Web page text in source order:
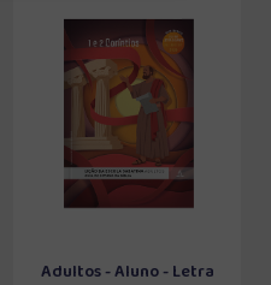
Adultos - Aluno - Letra